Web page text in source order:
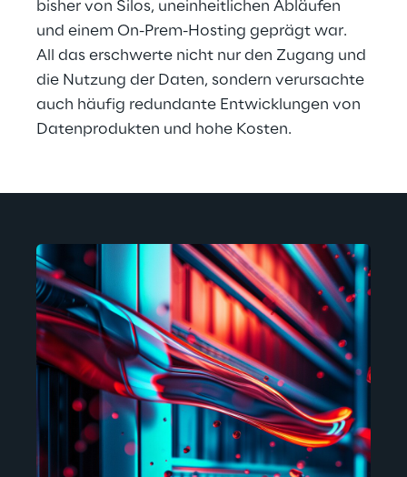
bisher von Silos, uneinheitlichen Abläufen
und einem On-Prem-Hosting geprägt war.
All das erschwerte nicht nur den Zugang und
die Nutzung der Daten, sondern verursachte
auch häufig redundante Entwicklungen von
Datenprodukten und hohe Kosten.